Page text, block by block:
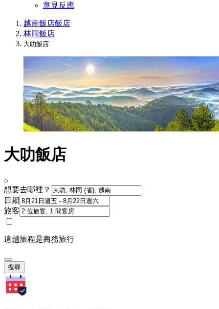
意見反應
越南飯店飯店
林同飯店
大叻飯店
大叻飯店
想要去哪裡？
日期
旅客
這趟旅程是商務旅行
搜尋